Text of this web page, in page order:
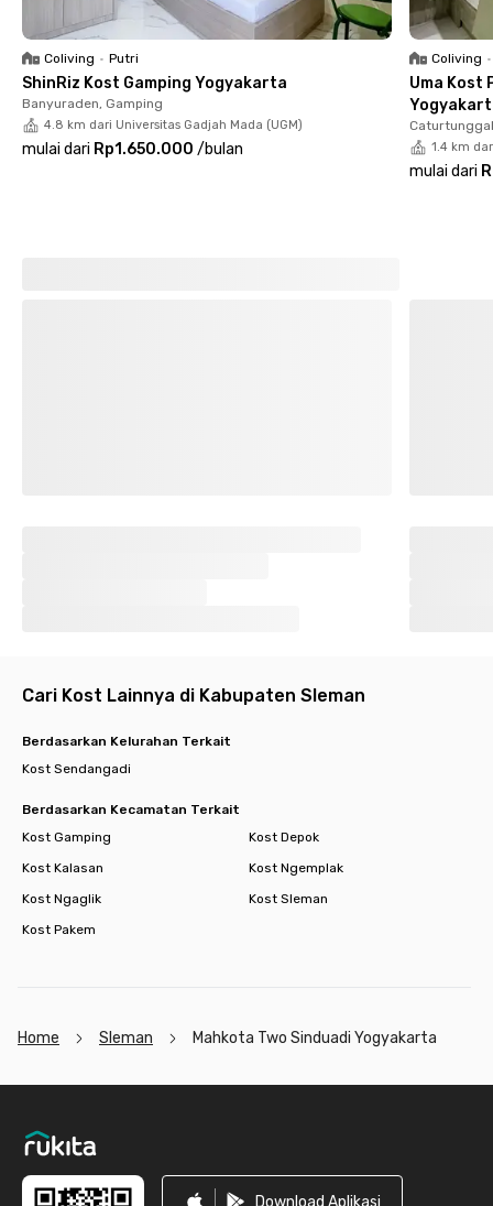
Coliving • Putri
ShinRiz Kost Gamping Yogyakarta
Banyuraden, Gamping
4.8 km dari Universitas Gadjah Mada (UGM)
mulai dari Rp1.650.000 /bulan
Coliving •
Uma Kost
1.4 km
mulai dari
Cari Kost Lainnya di Kabupaten Sleman
Berdasarkan Kelurahan Terkait
Kost Sendangadi
Berdasarkan Kecamatan Terkait
Kost Gamping
Kost Depok
Kost Kalasan
Kost Ngemplak
Kost Ngaglik
Kost Sleman
Kost Pakem
Home Sleman Mahkota Two Sinduadi Yogyakarta
Download Aplikasi